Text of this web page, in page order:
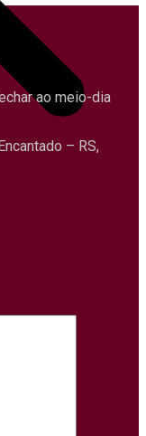
ao meio-dia
– RS,